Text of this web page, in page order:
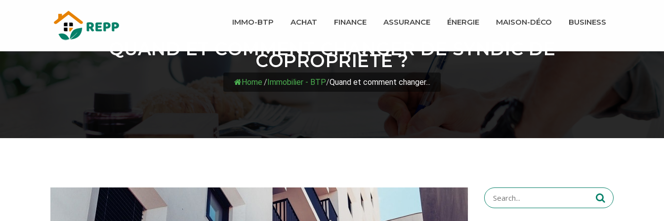
IMMO-BTP ACHAT FINANCE ASSURANCE ÉNERGIE MAISON-DÉCO BUSINESS
QUAND ET COMMENT CHANGER DE SYNDIC DE
COPROPRIÉTÉ ?
Home /Immobilier - BTP/Quand et comment changer...
Search
for: